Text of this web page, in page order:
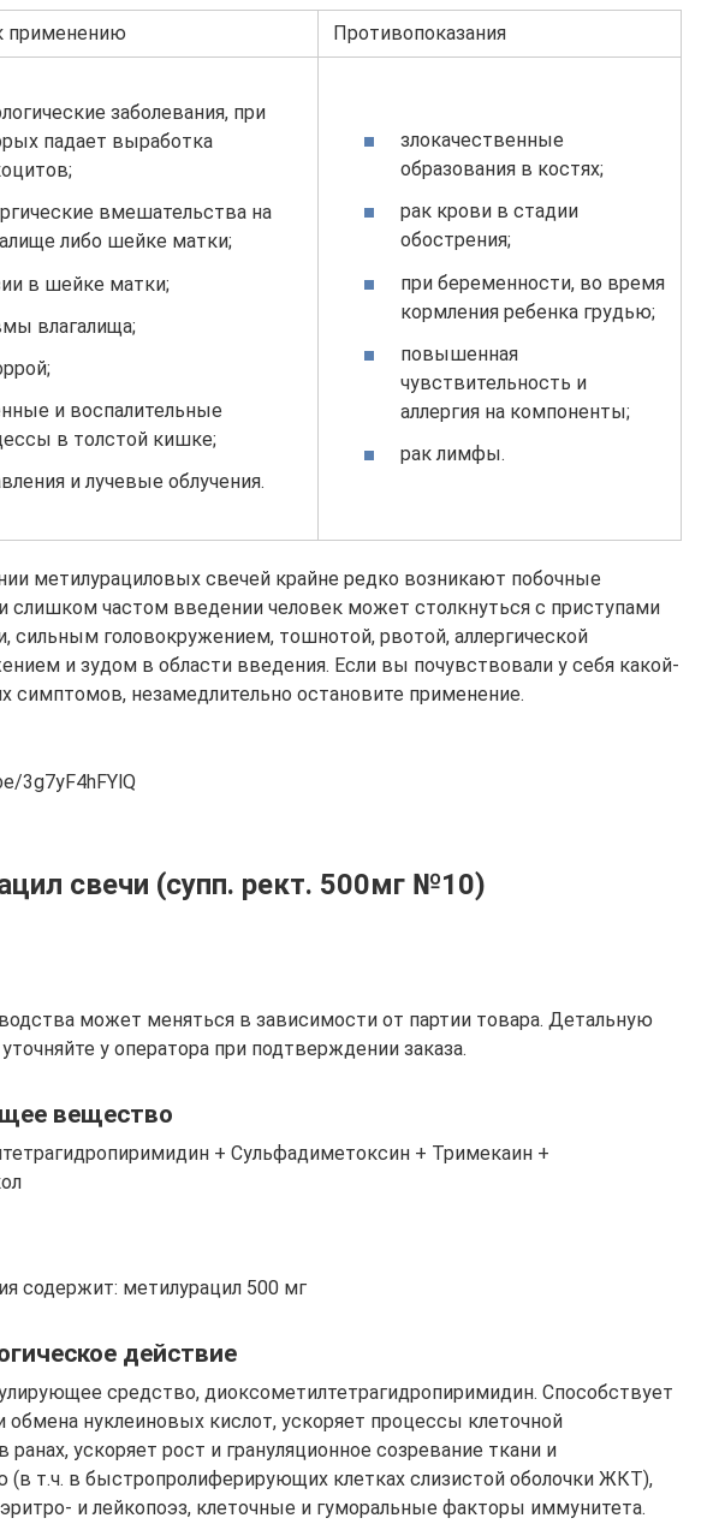
применению Противопоказания
заболевания, при
падает выработка
вмешательства на
либо шейке матки;
в шейке матки;
влагалища;
и воспалительные
в толстой кишке;
и лучевые облучения.
злокачественные
образования в костях;
рак крови в стадии
обострения;
при беременности, во время
кормления ребенка грудью;
повышенная
чувствительность и
аллергия на компоненты;
рак лимфы.
метилурациловых свечей крайне редко возникают побочные
частом введении человек может столкнуться с приступами
сильным головокружением, тошнотой, рвотой, аллергической
и зудом в области введения. Если вы почувствовали у себя какой-
симптомов, незамедлительно остановите применение.
3g7yF4hFYlQ
свечи (супп. рект. 500мг №10)
может меняться в зависимости от партии товара. Детальную
у оператора при подтверждении заказа.
вещество
+ Сульфадиметоксин + Тримекаин +
содержит: метилурацил 500 мг
действие
средство, диоксометилтетрагидропиримидин. Способствует
обмена нуклеиновых кислот, ускоряет процессы клеточной
ранах, ускоряет рост и грануляционное созревание ткани и
(в т.ч. в быстропролиферирующих клетках слизистой оболочки ЖКТ),
и лейкопоэз, клеточные и гуморальные факторы иммунитета.